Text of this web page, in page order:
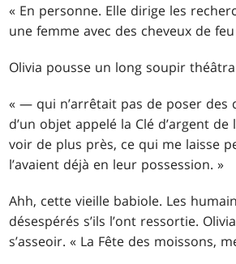
« En personne. Elle dirige les
une femme avec des cheveux de
Olivia pousse un long soupir
« — qui n’arrêtait pas de poser des
d’un objet appelé la Clé d’argent
voir de plus près, ce qui me laisse
l’avaient déjà en leur possession. »
Ahh, cette vieille babiole. Les
désespérés s’ils l’ont ressortie.
s’asseoir. « La Fête des moissons,